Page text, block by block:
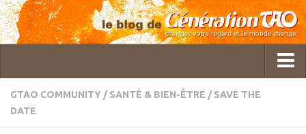
Qui sommes-nous ?
GTAO COMMUNITY / SANTÉ & BIEN-ÊTRE / SAVE THE
DATE